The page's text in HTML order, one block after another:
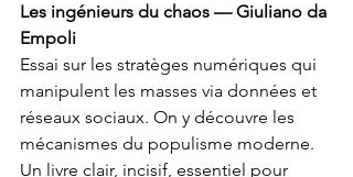
Les ingénieurs du chaos — Giuliano da
Empoli
Essai sur les stratèges numériques qui
manipulent les masses via données et
réseaux sociaux. On y découvre les
mécanismes du populisme moderne.
Un livre clair, incisif, essentiel pour